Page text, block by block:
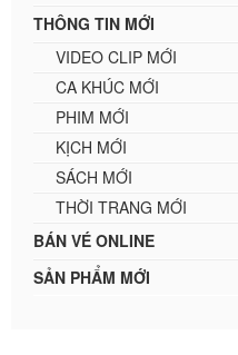
THÔNG TIN MỚI
VIDEO CLIP MỚI
CA KHÚC MỚI
PHIM MỚI
KỊCH MỚI
SÁCH MỚI
THỜI TRANG MỚI
BÁN VÉ ONLINE
SẢN PHẨM MỚI